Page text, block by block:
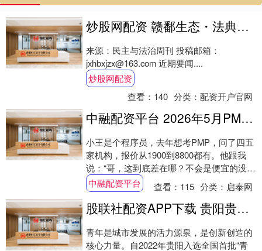
炒股网配资 赣鄱生态・法典护航——生态环境法典宣传专栏｜法律部门扩容 开启生态环境法治新征程
来源：民主与法治周刊 投稿邮箱：
jxhbxjzx@163.com 近期要闻....
炒股网配资
查看： 140 分类：配资开户官网
中融配资平台 2026年5月PMP培训费为什么差好几倍？
小王是个程序员，去年想考PMP，问了四五
家机构，报价从1900到8800都有。他跟我
说：“哥，这到底差在哪？不会是便宜的没资
质，贵的在宰人吧？” 我说你这个问题....
中融配资平台 查看： 115 分类： 启泰网
股联社配资APP下载 贵阳贵安打造双向奔赴的“青春之城”
青年是城市发展的活力源泉，是创新创造的
核心力量。自2022年贵阳入选全国首批“青